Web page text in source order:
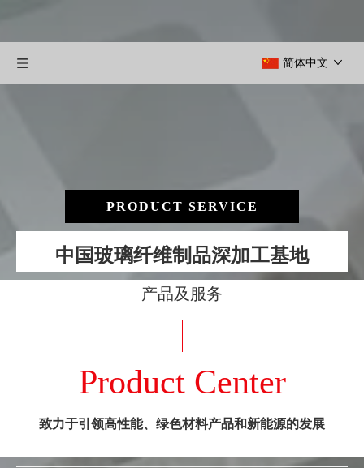
简体中文
PRODUCT SERVICE
中国玻璃纤维制品深加工基地
产品及服务
Product Center
致力于引领高性能、绿色材料产品和新能源的发展